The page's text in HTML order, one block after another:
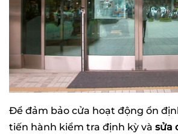
Để đảm bảo cửa hoạt động ổn
tiến hành kiểm tra định kỳ và sửa